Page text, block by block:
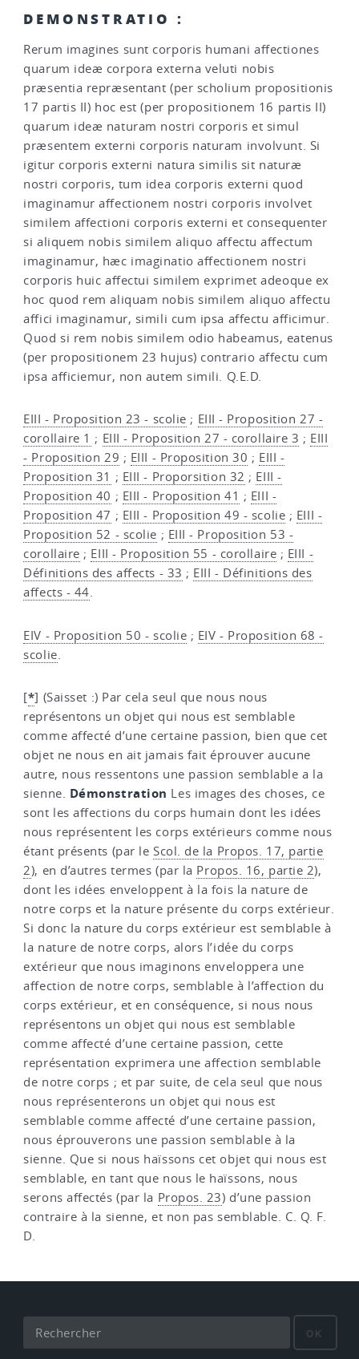
DEMONSTRATIO :
Rerum imagines sunt corporis humani affectiones
quarum ideæ corpora externa veluti nobis
præsentia repræsentant (per scholium propositionis
17 partis II) hoc est (per propositionem 16 partis II)
quarum ideæ naturam nostri corporis et simul
præsentem externi corporis naturam involvunt. Si
igitur corporis externi natura similis sit naturæ
nostri corporis, tum idea corporis externi quod
imaginamur affectionem nostri corporis involvet
similem affectioni corporis externi et consequenter
si aliquem nobis similem aliquo affectu affectum
imaginamur, hæc imaginatio affectionem nostri
corporis huic affectui similem exprimet adeoque ex
hoc quod rem aliquam nobis similem aliquo affectu
affici imaginamur, simili cum ipsa affectu afficimur.
Quod si rem nobis similem odio habeamus, eatenus
(per propositionem 23 hujus) contrario affectu cum
ipsa afficiemur, non autem simili. Q.E.D.
EIII - Proposition 23 - scolie ; EIII - Proposition 27 -
corollaire 1 ; EIII - Proposition 27 - corollaire 3 ; EIII
- Proposition 29 ; EIII - Proposition 30 ; EIII -
Proposition 31 ; EIII - Proporsition 32 ; EIII -
Proposition 40 ; EIII - Proposition 41 ; EIII -
Proposition 47 ; EIII - Proposition 49 - scolie ; EIII -
Proposition 52 - scolie ; EIII - Proposition 53 -
corollaire ; EIII - Proposition 55 - corollaire ; EIII -
Définitions des affects - 33 ; EIII - Définitions des
affects - 44.
EIV - Proposition 50 - scolie ; EIV - Proposition 68 -
scolie
[*] (Saisset :) Par cela seul que nous nous
représentons un objet qui nous est semblable
comme affecté d’une certaine passion, bien que cet
objet ne nous en ait jamais fait éprouver aucune
autre, nous ressentons une passion semblable a la
sienne. Démonstration Les images des choses, ce
sont les affections du corps humain dont les idées
nous représentent les corps extérieurs comme nous
étant présents (par le Scol. de la Propos. 17, partie
2), en d’autres termes (par la Propos. 16, partie 2),
dont les idées enveloppent à la fois la nature de
notre corps et la nature présente du corps extérieur.
Si donc la nature du corps extérieur est semblable à
la nature de notre corps, alors l’idée du corps
extérieur que nous imaginons enveloppera une
affection de notre corps, semblable à l’affection du
corps extérieur, et en conséquence, si nous nous
représentons un objet qui nous est semblable
comme affecté d’une certaine passion, cette
représentation exprimera une affection semblable
de notre corps ; et par suite, de cela seul que nous
nous représenterons un objet qui nous est
semblable comme affecté d’une certaine passion,
nous éprouverons une passion semblable à la
sienne. Que si nous haïssons cet objet qui nous est
semblable, en tant que nous le haïssons, nous
serons affectés (par la Propos. 23) d’une passion
contraire à la sienne, et non pas semblable. C. Q. F.
D.
OK